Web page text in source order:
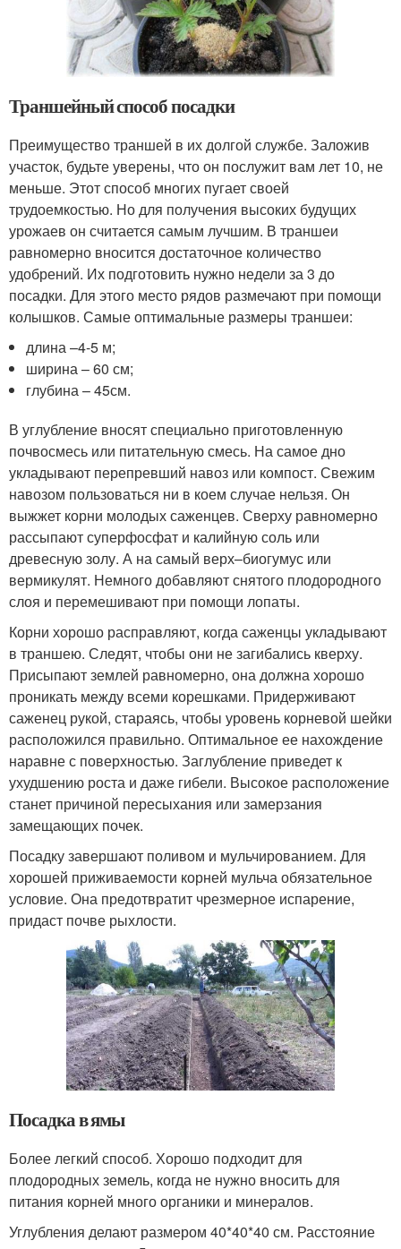
Траншейный способ посадки
Преимущество траншей в их долгой службе. Заложив
участок, будьте уверены, что он послужит вам лет 10, не
меньше. Этот способ многих пугает своей
трудоемкостью. Но для получения высоких будущих
урожаев он считается самым лучшим. В траншеи
равномерно вносится достаточное количество
удобрений. Их подготовить нужно недели за 3 до
посадки. Для этого место рядов размечают при помощи
колышков. Самые оптимальные размеры траншеи:
длина –4-5 м;
ширина – 60 см;
глубина – 45см.
В углубление вносят специально приготовленную
почвосмесь или питательную смесь. На самое дно
укладывают перепревший навоз или компост. Свежим
навозом пользоваться ни в коем случае нельзя. Он
выжжет корни молодых саженцев. Сверху равномерно
рассыпают суперфосфат и калийную соль или
древесную золу. А на самый верх–биогумус или
вермикулят. Немного добавляют снятого плодородного
слоя и перемешивают при помощи лопаты.
Корни хорошо расправляют, когда саженцы укладывают
в траншею. Следят, чтобы они не загибались кверху.
Присыпают землей равномерно, она должна хорошо
проникать между всеми корешками. Придерживают
саженец рукой, стараясь, чтобы уровень корневой шейки
расположился правильно. Оптимальное ее нахождение
наравне с поверхностью. Заглубление приведет к
ухудшению роста и даже гибели. Высокое расположение
станет причиной пересыхания или замерзания
замещающих почек.
Посадку завершают поливом и мульчированием. Для
хорошей приживаемости корней мульча обязательное
условие. Она предотвратит чрезмерное испарение,
придаст почве рыхлости.
Посадка в ямы
Более легкий способ. Хорошо подходит для
плодородных земель, когда не нужно вносить для
питания корней много органики и минералов.
Углубления делают размером 40*40*40 см. Расстояние